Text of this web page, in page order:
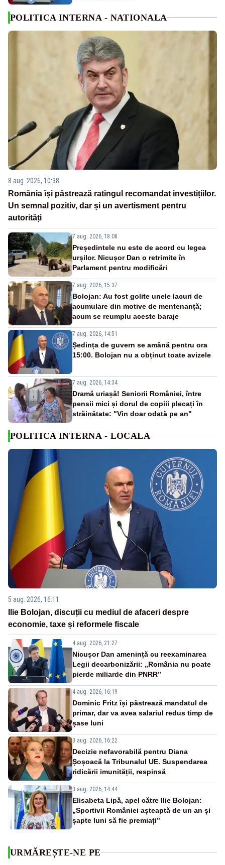
POLITICA INTERNA - NATIONALA
8 aug. 2026, 10:38
România își păstrează ratingul recomandat investițiilor.
Un semnal pozitiv, dar și un avertisment pentru
autorități
7 aug. 2026, 18:08
Președintele nu este de acord cu legea
urșilor. Nicușor Dan o retrimite în
Parlament pentru modificări
7 aug. 2026, 15:37
Bolojan: Au fost golite unele lacuri de
acumulare din motive de mentenanță;
acum se reumplu aceste baraje
7 aug. 2026, 14:51
Ședința de guvern se amână pentru ora
15:00. Bolojan nu a obținut toate avizele
7 aug. 2026, 14:34
Dramă uriașă! Seniorii României, între
pensii mici și dorul de copiii plecați în
străinătate: "Vin doar odată pe an"
POLITICA INTERNA - LOCALA
5 aug. 2026, 16:11
Ilie Bolojan, discuții cu mediul de afaceri despre
economie, taxe și reformele fiscale
4 aug. 2026, 21:27
Nicușor Dan amenință cu reexaminarea
Legii decarbonizării: „România nu poate
pierde miliarde din PNRR”
4 aug. 2026, 16:19
Dominic Fritz își păstrează mandatul de
primar, dar va avea salariul redus timp de
șase luni
3 aug. 2026, 16:22
Decizie nefavorabilă pentru Diana
Șoșoacă la Tribunalul UE. Suspendarea
ridicării imunității, respinsă
3 aug. 2026, 14:44
Elisabeta Lipă, apel către Ilie Bolojan:
„Sportivii României așteaptă de un an și
șapte luni să fie premiați”
URMĂREȘTE-NE PE